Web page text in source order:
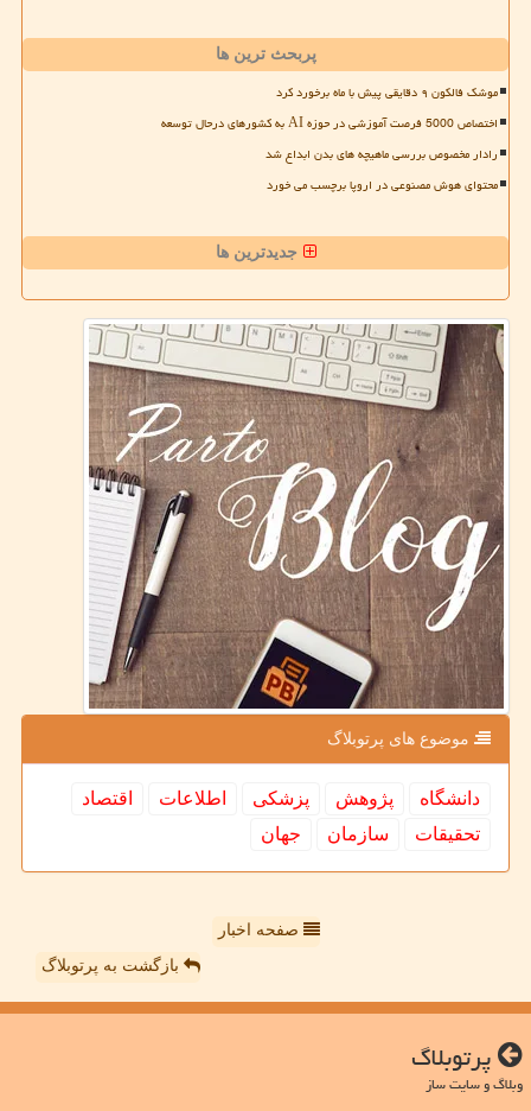
پربحث ترین ها
موشک فالکون ۹ دقایقی پیش با ماه برخورد کرد
اختصاص 5000 فرصت آموزشی در حوزه AI به کشورهای درحال توسعه
رادار مخصوص بررسی ماهیچه های بدن ابداع شد
محتوای هوش مصنوعی در اروپا برچسب می خورد
جدیدترین ها
موضوع های پرتوبلاگ
دانشگاه پژوهش پزشكی اطلاعات
اقتصاد
تحقیقات
سازمان جهان
صفحه اخبار
بازگشت به پرتوبلاگ
پرتوبلاگ
وبلاگ و سایت ساز